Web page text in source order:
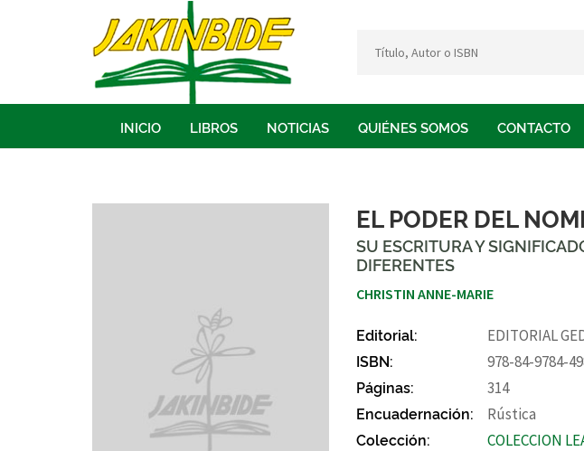
INICIO LIBROS NOTICIAS QUIÉNES SOMOS CONTACTO
EL PODER DEL
SU ESCRITURA Y
DIFERENTES
CHRISTIN ANNE-MARIE
Editorial:
EDITORIAL
ISBN:
978-84-9784-
Páginas:
314
Encuadernación:
Rústica
Colección:
COLECCION